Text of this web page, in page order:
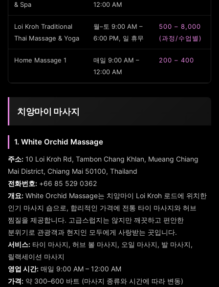
& Spa
12:00 AM
Loi Kroh Traditional
Thai Massage & Yoga
월–토 9:00 AM –
6:00 PM, 일 휴무
500 – 8,000
(과정/수업별)
Home Massage 1
매일 9:00 AM –
12:00 AM
200 – 400
치앙마이 마사지
1. White Orchid Massage
주소: 10 Loi Kroh Rd, Tambon Chang Khlan, Mueang Chiang
Mai District, Chiang Mai 50100, Thailand
전화번호: +66 85 529 0362
개요: White Orchid Massage는 치앙마이 Loi Kroh 로드에 위치한
인기 마사지 숍으로, 합리적인 가격에 전통 타이 마사지와 허브
찜질을 제공합니다. 고급스럽지는 않지만 깨끗하고 편안한
분위기로 관광객과 현지인 모두에게 사랑받는 곳입니다.
서비스: 타이 마사지, 허브 볼 마사지, 오일 마사지, 발 마사지,
릴랙세이션 마사지
영업 시간: 매일 9:00 AM – 12:00 AM
가격: 약 300–600 바트 (마사지 종류와 시간에 따라 변동)